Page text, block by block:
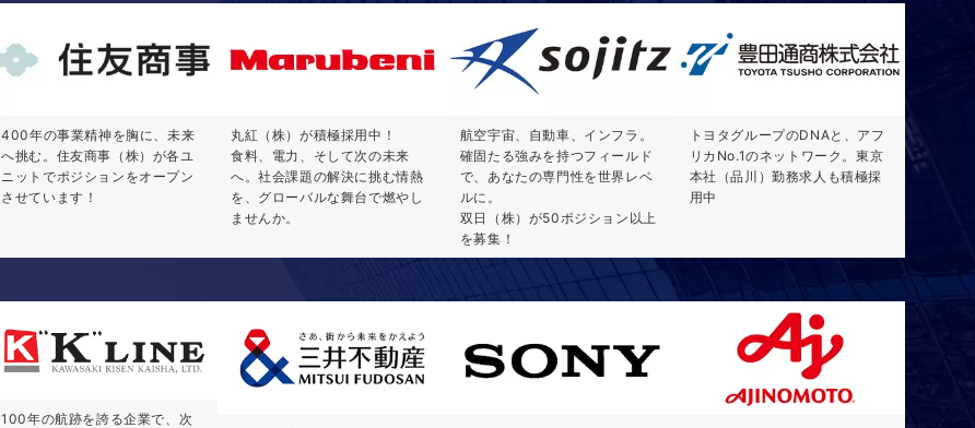
400年の事業精神を胸に、未来
へ挑む。住友商事（株）が各ユ
ニットでポジションをオープン
させています！
丸紅（株）が積極採用中！
食料、電力、そして次の未来
へ。社会課題の解決に挑む情熱
を、グローバルな舞台で燃やし
ませんか。
航空宇宙、自動車、インフラ。
確固たる強みを持つフィールド
で、あなたの専門性を世界レベ
ルに。
双日（株）が50ポジション以上
を募集！
トヨタグループのDNAと、アフ
リカNo.1のネットワーク。東京
本社（品川）勤務求人も積極採
用中
100年の航跡を誇る企業で、次